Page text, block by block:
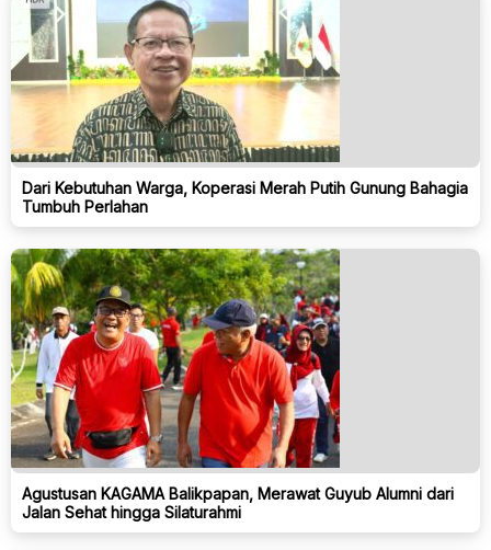
Dari Kebutuhan Warga, Koperasi Merah Putih Gunung Bahagia
Tumbuh Perlahan
Agustusan KAGAMA Balikpapan, Merawat Guyub Alumni dari
Jalan Sehat hingga Silaturahmi